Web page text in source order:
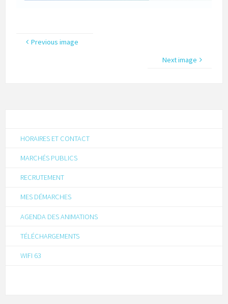
Previous image
Next image
HORAIRES ET CONTACT
MARCHÉS PUBLICS
RECRUTEMENT
MES DÉMARCHES
AGENDA DES ANIMATIONS
TÉLÉCHARGEMENTS
WIFI 63